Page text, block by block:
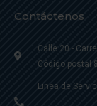
Contáctenos
Calle 20 -
Código postal
Linea de